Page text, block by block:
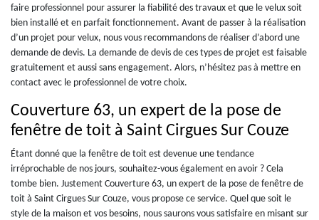
faire professionnel pour assurer la fiabilité des travaux et que le velux soit
bien installé et en parfait fonctionnement. Avant de passer à la réalisation
d’un projet pour velux, nous vous recommandons de réaliser d’abord une
demande de devis. La demande de devis de ces types de projet est faisable
gratuitement et aussi sans engagement. Alors, n’hésitez pas à mettre en
contact avec le professionnel de votre choix.
Couverture 63, un expert de la pose de
fenêtre de toit à Saint Cirgues Sur Couze
Étant donné que la fenêtre de toit est devenue une tendance
irréprochable de nos jours, souhaitez-vous également en avoir ? Cela
tombe bien. Justement Couverture 63, un expert de la pose de fenêtre de
toit à Saint Cirgues Sur Couze, vous propose ce service. Quel que soit le
style de la maison et vos besoins, nous saurons vous satisfaire en misant sur